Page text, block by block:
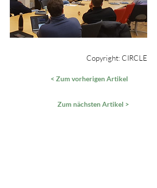
Copyright: CIRCLE
< Zum vorherigen Artikel
Zum nächsten Artikel >